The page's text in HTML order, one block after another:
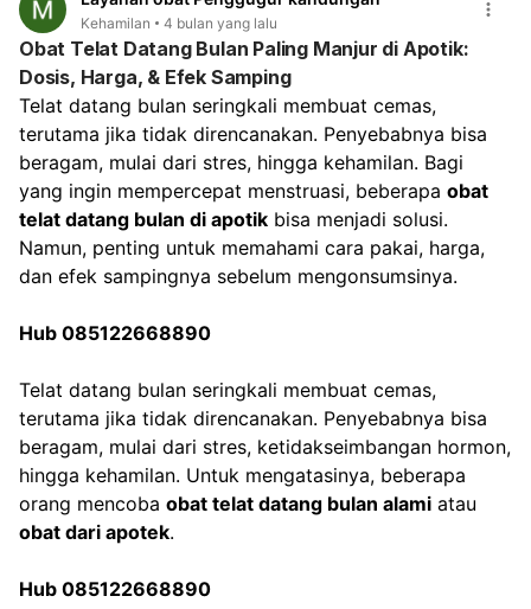
Kurangi aktivitas berat, termasuk saat bekerja, jika
flek sering muncul setelah beraktivitas. Istirahat yang
cukup sangat dianjurkan. Dokter akan melakukan
pemeriksaan untuk memastikan kondisi kehamilan
Anda dan memberikan saran terbaik mengenai
aktivitas yang aman, termasuk hubungan intim.
Kehamilan 4 bulan yang lalu
Obat Telat Datang Bulan Paling Manjur di Apotik:
Dosis, Harga, & Efek Samping
Telat datang bulan seringkali membuat cemas,
terutama jika tidak direncanakan. Penyebabnya bisa
beragam, mulai dari stres, hingga kehamilan. Bagi
yang ingin mempercepat menstruasi, beberapa obat
telat datang bulan di apotik bisa menjadi solusi.
Namun, penting untuk memahami cara pakai, harga,
dan efek sampingnya sebelum mengonsumsinya.
Hub 085122668890
Telat datang bulan seringkali membuat cemas,
terutama jika tidak direncanakan. Penyebabnya bisa
beragam, mulai dari stres, ketidakseimbangan hormon,
hingga kehamilan. Untuk mengatasinya, beberapa
orang mencoba obat telat datang bulan alami
obat dari apotek.
Hub 085122668890